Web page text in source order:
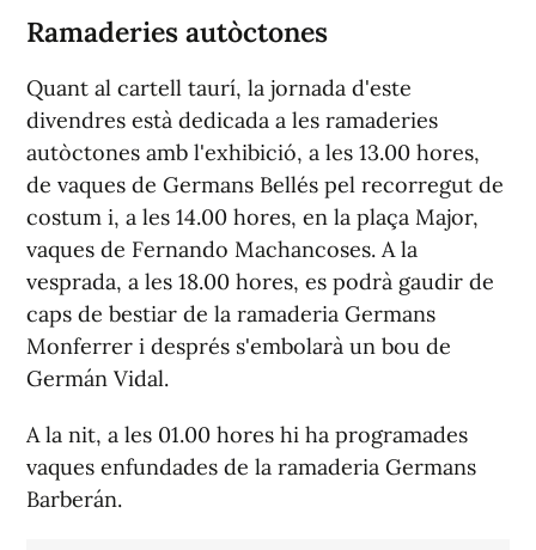
Ramaderies autòctones
Quant al cartell taurí, la jornada d'este
divendres està dedicada a les ramaderies
autòctones amb l'exhibició, a les 13.00 hores,
de vaques de Germans Bellés pel recorregut de
costum i, a les 14.00 hores, en la plaça Major,
vaques de Fernando Machancoses. A la
vesprada, a les 18.00 hores, es podrà gaudir de
caps de bestiar de la ramaderia Germans
Monferrer i després s'embolarà un bou de
Germán Vidal.
A la nit, a les 01.00 hores hi ha programades
vaques enfundades de la ramaderia Germans
Barberán.